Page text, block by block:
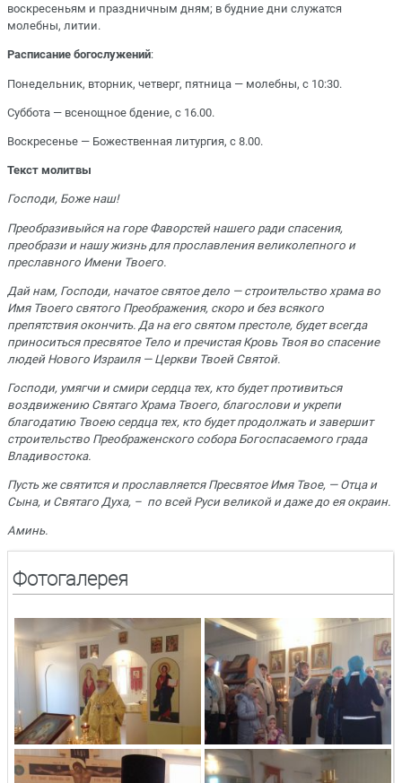
воскресеньям и праздничным дням; в будние дни служатся
молебны, литии.
Расписание богослужений:
Понедельник, вторник, четверг, пятница — молебны, с 10:30.
Суббота — всенощное бдение, с 16.00.
Воскресенье — Божественная литургия, с 8.00.
Текст молитвы
Господи, Боже наш!
Преобразивыйся на горе Фаворстей нашего ради спасения,
преобрази и нашу жизнь для прославления великолепного и
преславного Имени Твоего.
Дай нам, Господи, начатое святое дело — строительство храма во
Имя Твоего святого Преображения, скоро и без всякого
препятствия окончить. Да на его святом престоле, будет всегда
приноситься пресвятое Тело и пречистая Кровь Твоя во спасение
людей Нового Израиля — Церкви Твоей Святой.
Господи, умягчи и смири сердца тех, кто будет противиться
воздвижению Святаго Храма Твоего, благослови и укрепи
благодатию Твоею сердца тех, кто будет продолжать и завершит
строительство Преображенского собора Богоспасаемого града
Владивостока.
Пусть же святится и прославляется Пресвятое Имя Твое, — Отца и
Сына, и Святаго Духа, – по всей Руси великой и даже до ея окраин.
Аминь.
Фотогалерея